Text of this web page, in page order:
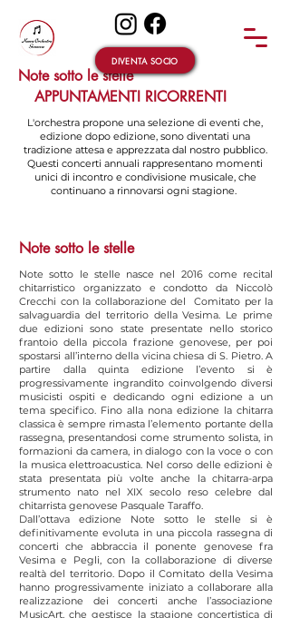
DIVENTA SOCIO
APPUNTAMENTI RICORRENTI
L'orchestra propone una selezione di eventi che,
edizione dopo edizione, sono diventati una
tradizione attesa e apprezzata dal nostro pubblico.
Questi concerti annuali rappresentano momenti
unici di incontro e condivisione musicale, che
continuano a rinnovarsi ogni stagione.
Note sotto le stelle
Note sotto le stelle
Note sotto le stelle nasce nel 2016 come recital
chitarristico organizzato e condotto da Niccolò
Crecchi con la collaborazione del Comitato per la
salvaguardia del territorio della Vesima. Le prime
due edizioni sono state presentate nello storico
frantoio della piccola frazione genovese, per poi
spostarsi all’interno della vicina chiesa di S. Pietro. A
partire dalla quinta edizione l’evento si è
progressivamente ingrandito coinvolgendo diversi
musicisti ospiti e dedicando ogni edizione a un
tema specifico. Fino alla nona edizione la chitarra
classica è sempre rimasta l’elemento portante della
rassegna, presentandosi come strumento solista, in
formazioni da camera, in dialogo con la voce o con
la musica elettroacustica. Nel corso delle edizioni è
stata presentata più volte anche la chitarra-arpa
strumento nato nel XIX secolo reso celebre dal
chitarrista genovese Pasquale Taraffo.
Dall’ottava edizione Note sotto le stelle si è
definitivamente evoluta in una piccola rassegna di
concerti che abbraccia il ponente genovese fra
Vesima e Pegli, con la collaborazione di diverse
realtà del territorio. Dopo il Comitato della Vesima
hanno progressivamente iniziato a collaborare alla
realizzazione dei concerti anche l’associazione
MusicArt, che gestisce la stagione concertistica di